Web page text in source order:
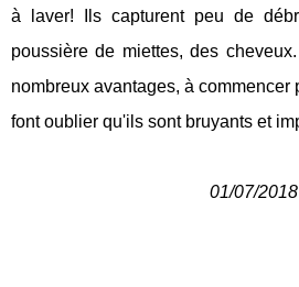
à laver! Ils capturent peu de
poussière de miettes, des
nombreux avantages, à commencer
font oublier qu'ils sont bruyants et
01/07/